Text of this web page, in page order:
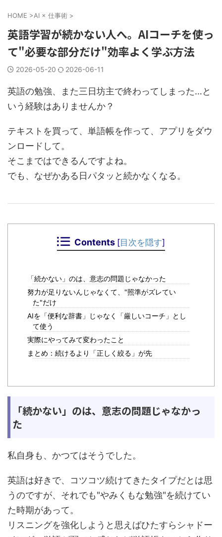
HOME >AI × 仕事術 >
英語学習が続かない人へ。AIコーチを使っ
て"必要な部分だけ"効率よく学ぶ方法
2026-05-20 2026-06-11
英語の勉強、また三日坊主で終わってしまった…と
いう経験はありませんか？
テキストを買って、単語帳を作って、アプリをダウ
ンロードして。
そこまではできるんですよね。
でも、なぜかある日パタッと続かなくなる。
Contents [目次を隠す]
「続かない」のは、意志の問題じゃなかった
努力が足りないんじゃなくて、"照準がズレてい
た"だけ
AIを「便利な辞書」じゃなく「厳しいコーチ」とし
て使う
実際にやってみて変わったこと
まとめ：続けるより「正しく絞る」が先
「続かない」のは、意志の問題じゃなかっ
た
私自身も、かつてはそうでした。
英語は好きで、コツコツ続けてきたタイプだとは思
うのですが、それでも"やみくもな勉強"を続けてい
た時期があって。
リスニングを強化しようと思えばひたすらシャドー